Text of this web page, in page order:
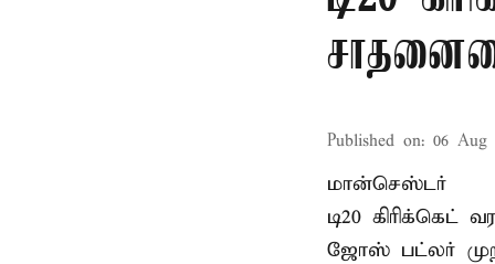
Published on: 06 Aug
மான்செஸ்டர்
டி20
ஜோஸ் பட்லர்